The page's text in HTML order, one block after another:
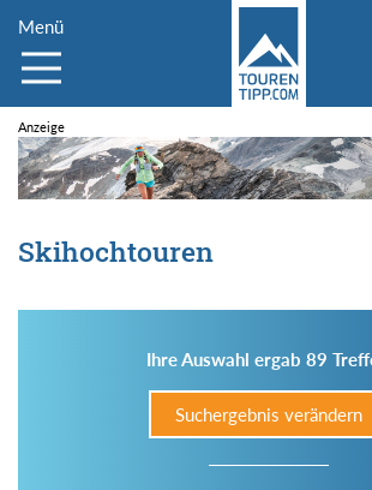
Menü
Skihochtouren
Ihre Auswahl ergab 89
Suchergebnis verändern